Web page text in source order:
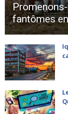
fantômes